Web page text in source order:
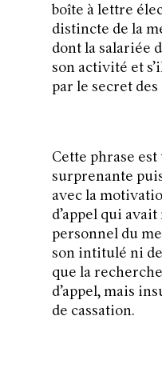
boîte à lettre
distincte de la
dont la salariée
son activité et
par le secret
Cette phrase
surprenante
avec la
d’appel qui
personnel du
son intitulé ni
que la
d’appel, mais
de cassation.